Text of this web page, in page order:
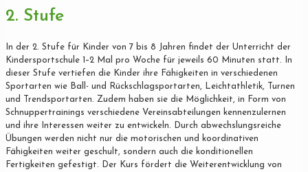
2. Stufe
In der 2. Stufe für Kinder von 7 bis 8 Jahren findet der Unterricht der
Kindersportschule 1–2 Mal pro Woche für jeweils 60 Minuten statt. In
dieser Stufe vertiefen die Kinder ihre Fähigkeiten in verschiedenen
Sportarten wie Ball- und Rückschlagsportarten, Leichtathletik, Turnen
und Trendsportarten. Zudem haben sie die Möglichkeit, in Form von
Schnuppertrainings verschiedene Vereinsabteilungen kennenzulernen
und ihre Interessen weiter zu entwickeln. Durch abwechslungsreiche
Übungen werden nicht nur die motorischen und koordinativen
Fähigkeiten weiter geschult, sondern auch die konditionellen
Fertigkeiten gefestigt. Der Kurs fördert die Weiterentwicklung von